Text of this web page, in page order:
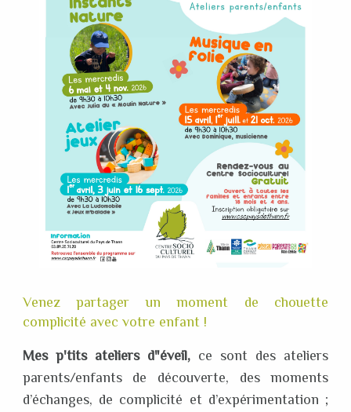
Venez partager un moment de chouette
complicité avec votre enfant !
Mes p'tits ateliers d"éveil,ce sont des ateliers
parents/enfants de découverte, des moments
d’échanges, de complicité et d’expérimentation ;